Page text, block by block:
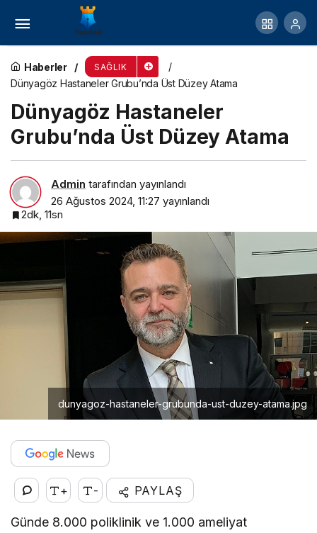
Haberler SAĞLIK
Dünyagöz Hastaneler Grubu’nda Üst Düzey Atama
Dünyagöz Hastaneler
Grubu’nda Üst Düzey Atama
Admin tarafından yayınlandı
26 Ağustos 2024, 11:27 yayınlandı
2dk, 11sn
dunyagoz-hastaneler-grubunda-ust-duzey-atama.jpg
+ - PAYLAŞ
Günde 8.000 poliklinik ve 1.000 ameliyat
Çörekotu İle Sindirim Sisteminizi Baştan Aşağı